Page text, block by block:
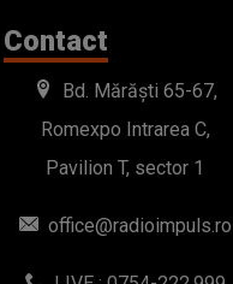
Contact
Bd. Mărăști 65-67,
Romexpo Intrarea C,
Pavilion T, sector 1
office@radioimpuls.ro